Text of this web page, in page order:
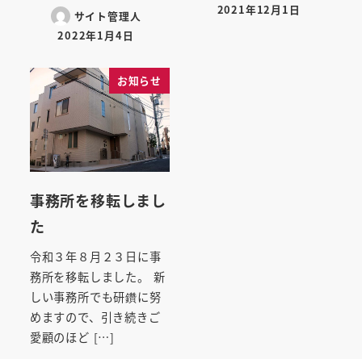
サイト管理人
投稿日
2022年1月4日
投稿日
2021年12月1日
お知らせ
事務所を移転しまし
た
令和３年８月２３日に事
務所を移転しました。 新
しい事務所でも研鑽に努
めますので、引き続きご
愛顧のほど […]